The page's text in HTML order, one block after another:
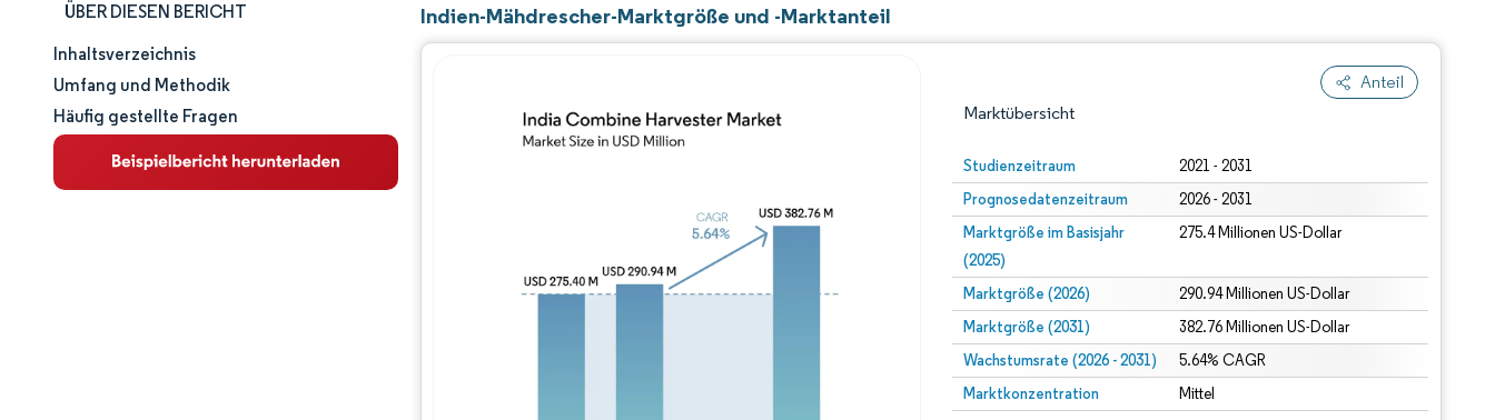
ÜBER DIESEN BERICHT
Marktgröße und -anteil
Marktanalyse
Trends und Einblicke
Inhaltsverzeichnis
Umfang und Methodik
Häufig gestellte Fragen
Indien-Mähdrescher-Marktgröße und -Marktanteil
Anteil
Marktübersicht
Studienzeitraum 2021 - 2031
Prognosedatenzeitraum 2026 - 2031
Marktgröße im Basisjahr
(2025)
275.4 Millionen US-Dollar
Marktgröße (2026) 290.94 Millionen US-Dollar
Marktgröße (2031) 382.76 Millionen US-Dollar
Wachstumsrate (2026 - 2031) 5.64% CAGR
Marktkonzentration Mittel
Bild © Mordor Intelligence. Wiederverwendung erfordert Namensnennung gemäß CC BY 4.0.